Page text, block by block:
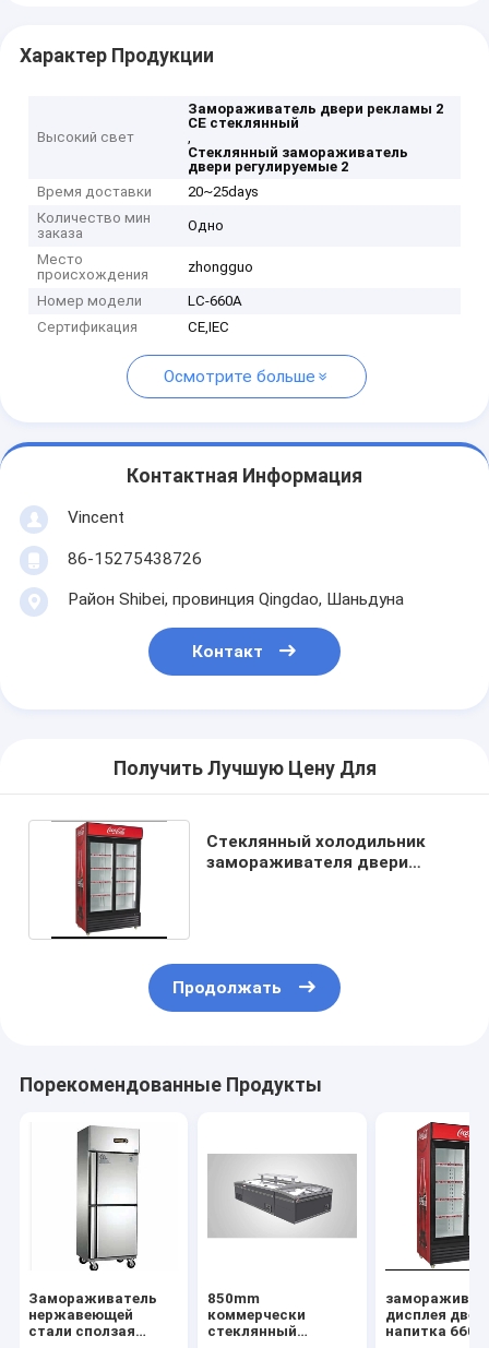
Характер Продукции
Высокий свет
Замораживатель двери рекламы 2
CE стеклянный
,
Стеклянный замораживатель
двери регулируемые 2
Время доставки
20~25days
Количество мин
заказа
Одно
Место
происхождения
zhongguo
Номер модели
LC-660A
Сертификация
CE,IEC
Осмотрите больше
Контактная Информация
Vincent
86-15275438726
Район Shibei, провинция Qingdao, Шаньдуна
Контакт
Получить Лучшую Цену Для
Стеклянный холодильник
замораживателя двери
Продолжать
Порекомендованные Продукты
Замораживатель
нержавеющей
стали сползая
850mm
коммерчески
стеклянный
дисплея
напитка 660l